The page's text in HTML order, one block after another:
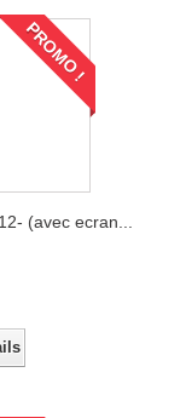
PROMO !
(avec ecran...